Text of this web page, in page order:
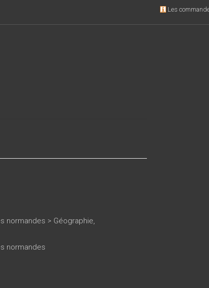
Les
normandes > Géographie,
normandes